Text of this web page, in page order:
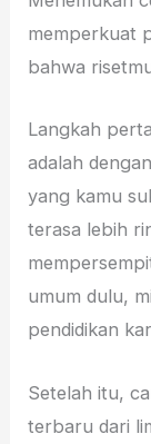
memperkuat
bahwa
Langkah
adalah
yang kamu
terasa lebih
umum dulu,
pendidikan
Setelah itu,
terbaru dari